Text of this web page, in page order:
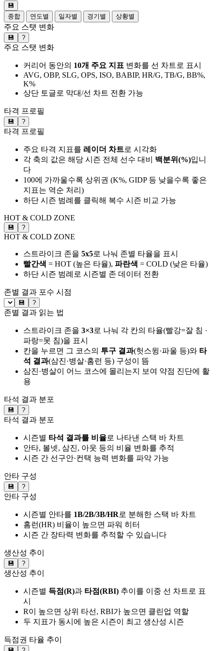
💾
종합
연도별 일자별 경기별 상황별
주요 스탯 변화
💾 ?
주요 스탯 변화
커리어 동안의 10개 주요 지표 변화를 선 차트로 표시
AVG, OBP, SLG, OPS, ISO, BABIP, HR/G, TB/G, BB%,
K%
상단 토글로 막대/선 차트 전환 가능
타격 프로필
💾 ?
타격 프로필
주요 타격 지표를 레이더 차트로 시각화
각 축의 값은 해당 시즌 전체 선수 대비 백분위(%)입니
다
100에 가까울수록 상위권 (K%, GIDP 등 낮을수록 좋은
지표는 역순 처리)
하단 시즌 범례를 클릭해 복수 시즌 비교 가능
HOT & COLD ZONE
💾 ?
HOT & COLD ZONE
스트라이크 존을 5x5로 나눠 존별 타율을 표시
빨간색 = HOT (높은 타율), 파란색 = COLD (낮은 타율)
하단 시즌 범례로 시즌별 존 데이터 전환
존별 결과 포수 시점
💾 ?
존별 결과 읽는 법
스트라이크 존을 3×3로 나눠 각 칸의 타율(빨강=잘 침 ·
파랑=못 침)을 표시
칸을 누르면 그 코스의 투구 결과(헛스윙·파울 등)와 타
석 결과(삼진·병살·홈런 등) 구성이 뜸
삼진·병살이 어느 코스에 몰리는지 보여 약점 진단에 활
용
타석 결과 분포
💾 ?
타석 결과 분포
시즌별 타석 결과를 비율로 나타낸 스택 바 차트
안타, 볼넷, 삼진, 아웃 등의 비율 변화를 추적
시즌 간 선구안·컨택 능력 변화를 파악 가능
안타 구성
💾 ?
안타 구성
시즌별 안타를 1B/2B/3B/HR로 분해한 스택 바 차트
홈런(HR) 비율이 높으면 파워 히터
시즌 간 장타력 변화를 추적할 수 있습니다
생산성 추이
💾 ?
생산성 추이
시즌별 득점(R)과 타점(RBI) 추이를 이중 선 차트로 표
시
R이 높으면 상위 타선, RBI가 높으면 클린업 역할
두 지표가 동시에 높은 시즌이 최고 생산성 시즌
득점권 타율 추이